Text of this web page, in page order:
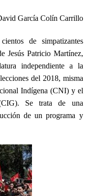
García Colín Carrillo
de simpatizantes
Jesús Patricio Martínez,
independiente a la
del 2018, misma
Indígena (CNI) y el
Se trata de una
de un programa y